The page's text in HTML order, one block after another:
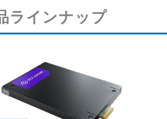
ラインナップ